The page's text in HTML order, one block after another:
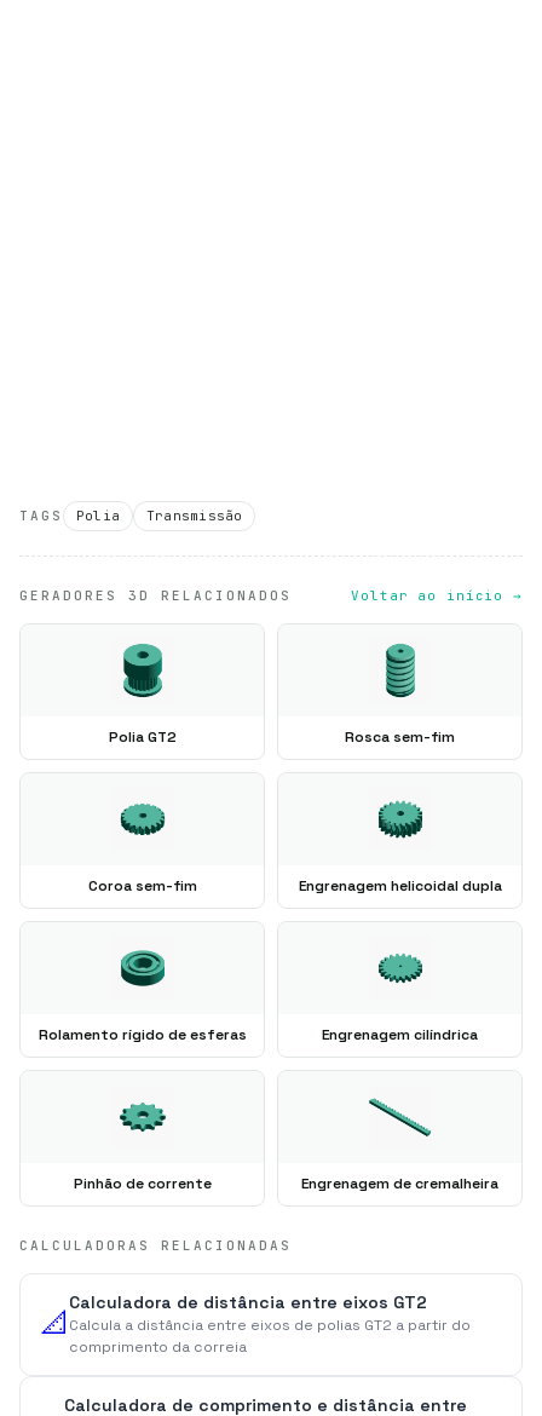
TAGS Polia Transmissão
GERADORES 3D RELACIONADOS Voltar ao início →
Polia GT2 Rosca sem-fim
Coroa sem-fim Engrenagem helicoidal dupla
Rolamento rígido de esferas Engrenagem cilíndrica
Pinhão de corrente Engrenagem de cremalheira
CALCULADORAS RELACIONADAS
📐
Calculadora de distância entre eixos GT2
Calcula a distância entre eixos de polias GT2 a partir do
comprimento da correia
Calculadora de comprimento e distância entre